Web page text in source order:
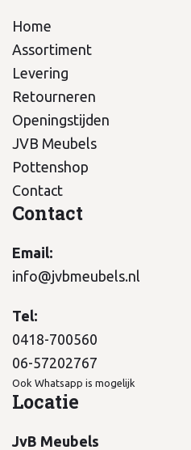
Home
Assortiment
Levering
Retourneren
Openingstijden
JVB Meubels
Pottenshop
Contact
Contact
Email:
info@jvbmeubels.nl
Tel:
0418-700560
06-57202767
Ook Whatsapp is mogelijk
Locatie
JvB Meubels